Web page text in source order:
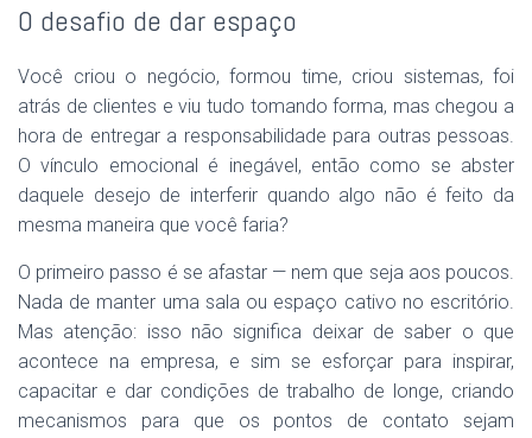
O desafio de dar espaço
Você criou o negócio, formou time, criou sistemas, foi
atrás de clientes e viu tudo tomando forma, mas chegou a
hora de entregar a responsabilidade para outras pessoas.
O vínculo emocional é inegável, então como se abster
daquele desejo de interferir quando algo não é feito da
mesma maneira que você faria?
O primeiro passo é se afastar — nem que seja aos poucos.
Nada de manter uma sala ou espaço cativo no escritório.
Mas atenção: isso não significa deixar de saber o que
acontece na empresa, e sim se esforçar para inspirar,
capacitar e dar condições de trabalho de longe, criando
mecanismos para que os pontos de contato sejam